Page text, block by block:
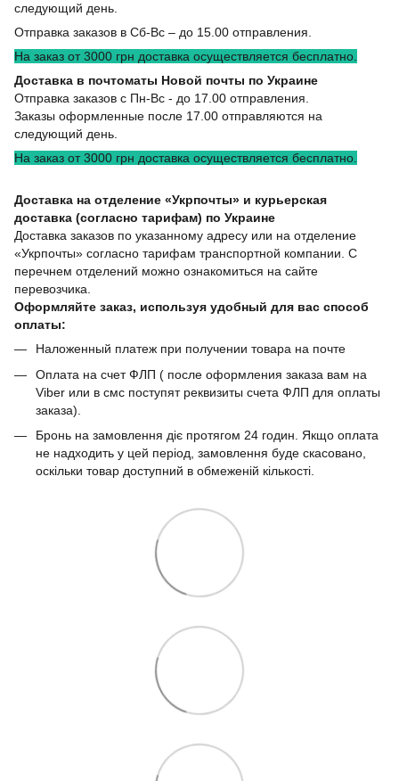
следующий день.
Отправка заказов в Сб-Вс – до 15.00 отправления.
На заказ от 3000 грн доставка осуществляется бесплатно.
Доставка в почтоматы Новой почты по Украине
Отправка заказов с Пн-Вс - до 17.00 отправления.
Заказы оформленные после 17.00 отправляются на
следующий день.
На заказ от 3000 грн доставка осуществляется бесплатно.
Доставка на отделение «Укрпочты» и курьерская
доставка (согласно тарифам) по Украине
Доставка заказов по указанному адресу или на отделение
«Укрпочты» согласно тарифам транспортной компании. С
перечнем отделений можно ознакомиться на сайте
перевозчика.
Оформляйте заказ, используя удобный для вас способ
оплаты:
Наложенный платеж при получении товара на почте
Оплата на счет ФЛП ( после оформления заказа вам на
Viber или в смс поступят реквизиты счета ФЛП для оплаты
заказа).
Бронь на замовлення діє протягом 24 годин. Якщо оплата
не надходить у цей період, замовлення буде скасовано,
оскільки товар доступний в обмеженій кількості.